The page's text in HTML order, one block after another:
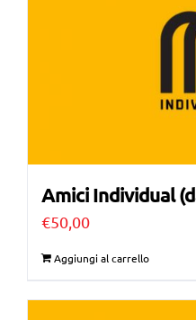
Amici Individual
€50,00
Aggiungi al carrello